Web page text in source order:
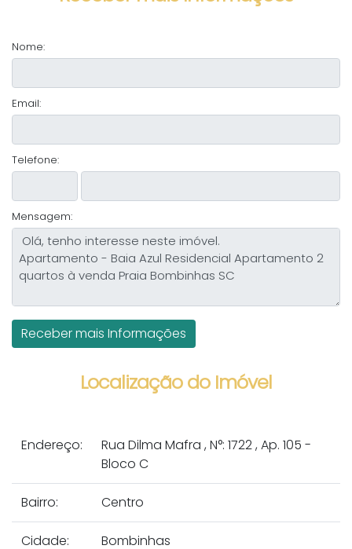
Nome:
Email:
Telefone:
Mensagem:
Localização do Imóvel
Endereço: Rua Dilma Mafra , N°: 1722, Ap. 105 -
Bloco C
Bairro: Centro
Cidade: Bombinhas